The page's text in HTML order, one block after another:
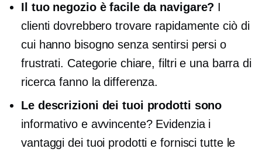
Il tuo negozio è facile da navigare? I
clienti dovrebbero trovare rapidamente ciò di
cui hanno bisogno senza sentirsi persi o
frustrati. Categorie chiare, filtri e una barra di
ricerca fanno la differenza.
Le descrizioni dei tuoi prodotti sono
informativo e avvincente? Evidenzia i
vantaggi dei tuoi prodotti e fornisci tutte le